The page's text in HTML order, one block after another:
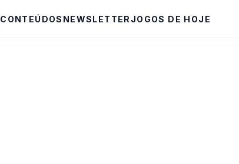
CONTEÚDOS NEWSLETTER JOGOS DE HOJE